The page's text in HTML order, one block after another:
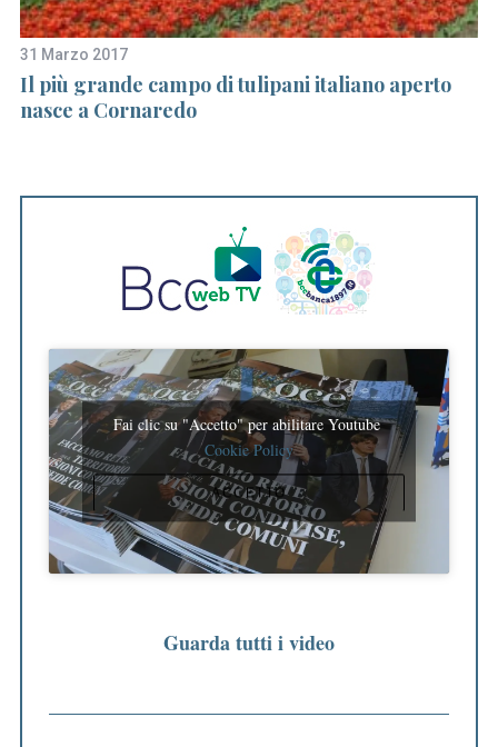
31 Marzo 2017
Il più grande campo di tulipani italiano aperto
nasce a Cornaredo
Fai clic su "Accetto" per abilitare Youtube
Cookie Policy
ACCETTO
Guarda tutti i video